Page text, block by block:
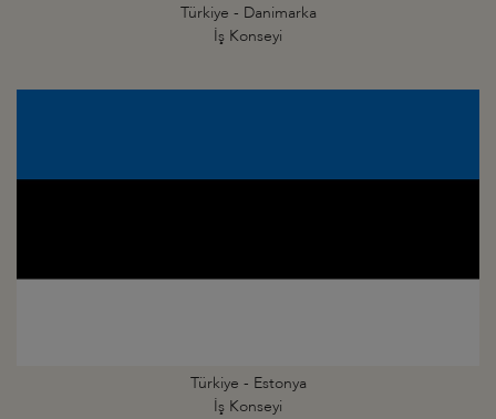
Türkiye - Danimarka
İş Konseyi
Türkiye - Estonya
İş Konseyi